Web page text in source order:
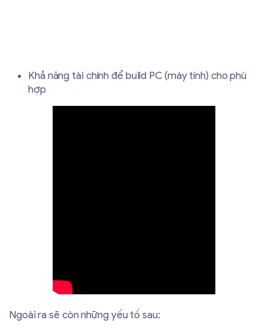
Khả năng tài chính để build PC (máy tính) cho phù
hợp
Ngoài ra sẽ còn những yếu tố sau: